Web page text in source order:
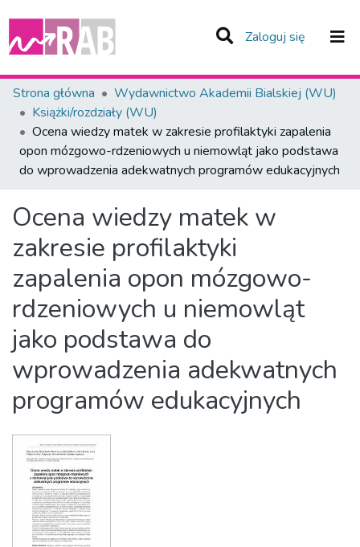
Zaloguj się (current)
Zespoły i Kolekcje
Statystyka
Całe Repozytorium
Strona główna
Wydawnictwo Akademii Bialskiej (WU)
Książki/rozdziały (WU)
Ocena wiedzy matek w zakresie profilaktyki zapalenia
opon mózgowo-rdzeniowych u niemowląt jako podstawa
do wprowadzenia adekwatnych programów edukacyjnych
Ocena wiedzy matek w
zakresie profilaktyki
zapalenia opon mózgowo-
rdzeniowych u niemowląt
jako podstawa do
wprowadzenia adekwatnych
programów edukacyjnych